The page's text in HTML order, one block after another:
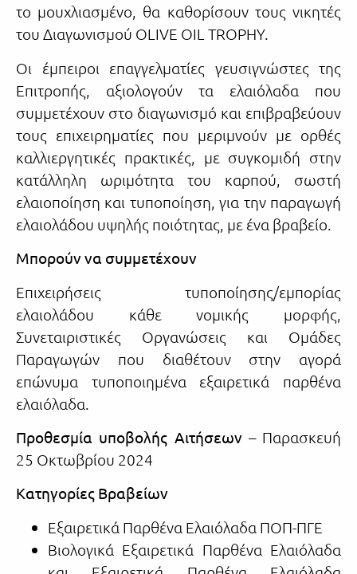
το μουχλιασμένο, θα καθορίσουν τους νικητές
του Διαγωνισμού OLIVE OIL TROPHY.
Οι έμπειροι επαγγελματίες γευσιγνώστες της
Επιτροπής, αξιολογούν τα ελαιόλαδα που
συμμετέχουν στο διαγωνισμό και επιβραβεύουν
τους επιχειρηματίες που μεριμνούν με ορθές
καλλιεργητικές πρακτικές, με συγκομιδή στην
κατάλληλη ωριμότητα του καρπού, σωστή
ελαιοποίηση και τυποποίηση, για την παραγωγή
ελαιολάδου υψηλής ποιότητας, με ένα βραβείο.
Μπορούν να συμμετέχουν
Επιχειρήσεις τυποποίησης/εμπορίας
ελαιολάδου κάθε νομικής μορφής,
Συνεταιριστικές Οργανώσεις και Ομάδες
Παραγωγών που διαθέτουν στην αγορά
επώνυμα τυποποιημένα εξαιρετικά παρθένα
ελαιόλαδα.
Προθεσμία υποβολής Αιτήσεων – Παρασκευή
25 Οκτωβρίου 2024
Κατηγορίες Βραβείων
Εξαιρετικά Παρθένα Ελαιόλαδα ΠΟΠ-ΠΓΕ
Βιολογικά Εξαιρετικά Παρθένα Ελαιόλαδα